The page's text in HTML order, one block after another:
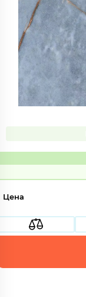
Цена